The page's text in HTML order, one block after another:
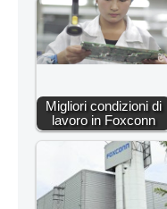
Migliori condizioni di
lavoro in Foxconn